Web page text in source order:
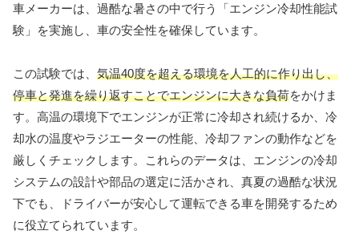
車メーカーは、過酷な暑さの中で行う「エンジン冷却性能試
験」を実施し、車の安全性を確保しています。
この試験では、 気温40度を超える環境を人工的に作り出し、
停車と発進を繰り返すことでエンジンに大きな負荷をかけま
す。高温の環境下でエンジンが正常に冷却され続けるか、冷
却水の温度やラジエーターの性能、冷却ファンの動作などを
厳しくチェックします。これらのデータは、エンジンの冷却
システムの設計や部品の選定に活かされ、真夏の過酷な状況
下でも、ドライバーが安心して運転できる車を開発するため
に役立てられています。